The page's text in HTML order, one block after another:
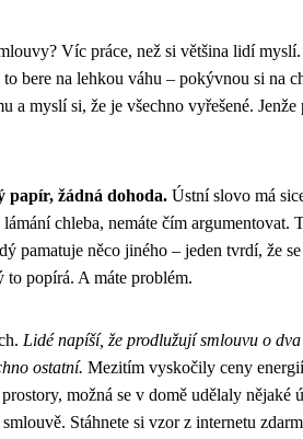
Víc práce, než si většina lidí myslí.
bere na lehkou váhu – pokývnou si na
a myslí si, že je všechno vyřešené. Jenže
papír, žádná dohoda. Ústní slovo má
chleba, nemáte čím argumentovat.
pamatuje něco jiného – jeden tvrdí, že
to popírá. A máte problém.
Lidé napíší, že prodlužují smlouvu o
ostatní. Mezitím vyskočily ceny
možná se v domě udělaly nějaké
Stáhnete si vzor z internetu